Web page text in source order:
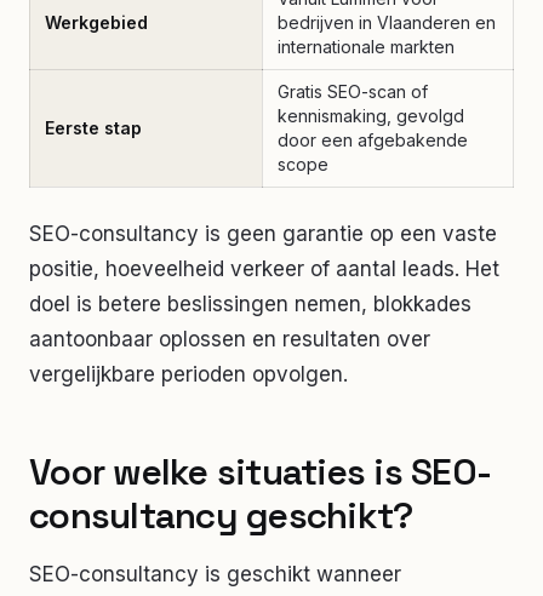
Werkgebied
bedrijven in Vlaanderen en
internationale markten
Eerste stap
Gratis SEO-scan of
kennismaking, gevolgd
door een afgebakende
scope
SEO-consultancy is geen garantie op een vaste
positie, hoeveelheid verkeer of aantal leads. Het
doel is betere beslissingen nemen, blokkades
aantoonbaar oplossen en resultaten over
vergelijkbare perioden opvolgen.
Voor welke situaties is SEO-
consultancy geschikt?
SEO-consultancy is geschikt wanneer